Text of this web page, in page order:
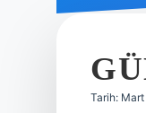
Tarih: